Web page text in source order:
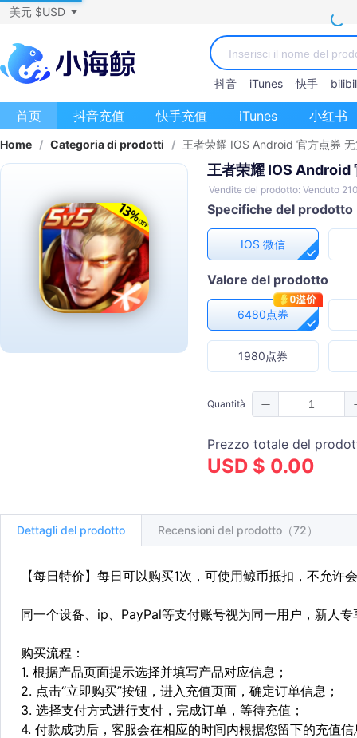
美元 $USD
抖音 iTunes 快手
首页 抖音充值 快手充值 iTunes 小红书
Home / Categoria di prodotti / 王者荣耀 IOS Android 官方点券
王者荣耀 IOS Android
Vendite del prodotto: Venduto
Specifiche del prodotto
IOS 微信
Valore del prodotto
6480点券
1980点券
Quantità
Prezzo totale del
USD $ 0.00
Dettagli del prodotto Recensioni del prodotto（72）
【每日特价】每日可以购买1次，可使用鲸币抵扣，不允许
同一个设备、ip、PayPal等支付账号视为同一用户，新人
购买流程：
1. 根据产品页面提示选择并填写产品对应信息；
2. 点击“立即购买”按钮，进入充值页面，确定订单信息；
3. 选择支付方式进行支付，完成订单，等待充值；
4. 付款成功后，客服会在相应的时间内根据您留下的充值